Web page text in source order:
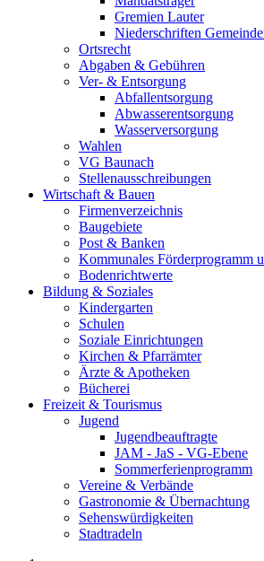
Gremien Lauter
Niederschriften
Ortsrecht
Abgaben & Gebühren
Ver- & Entsorgung
Abfallentsorgung
Abwasserentsorgung
Wasserversorgung
Wahlen
VG Baunach
Stellenausschreibungen
Wirtschaft & Bauen
Firmenverzeichnis
Baugebiete
Post & Banken
Kommunales Förderprogramm
Bodenrichtwerte
Bildung & Soziales
Kindergarten
Schulen
Soziale Einrichtungen
Kirchen & Pfarrämter
Ärzte & Apotheken
Bücherei
Freizeit & Tourismus
Jugend
Jugendbeauftragte
JAM - JaS - VG-Ebene
Sommerferienprogramm
Vereine & Verbände
Gastronomie & Übernachtung
Sehenswürdigkeiten
Stadtradeln